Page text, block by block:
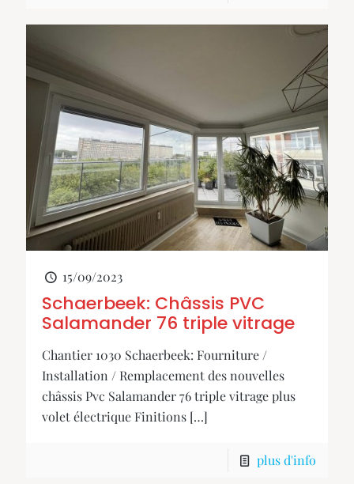
15/09/2023
Schaerbeek: Châssis PVC
Salamander 76 triple vitrage
Chantier 1030 Schaerbeek: Fourniture /
Installation / Remplacement des nouvelles
châssis Pvc Salamander 76 triple vitrage plus
volet électrique Finitions […]
plus d'info